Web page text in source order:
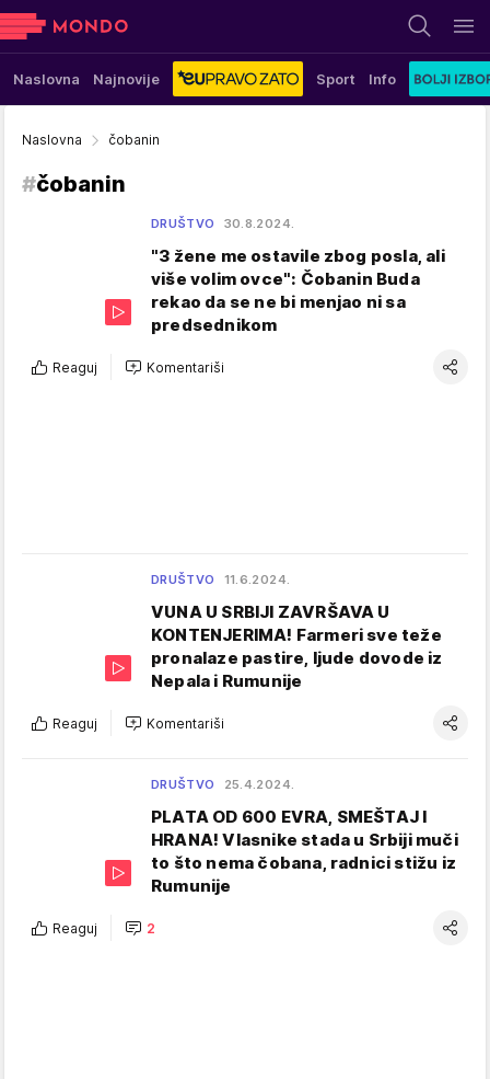
Naslovna Najnovije Sport Info
Naslovna čobanin
#čobanin
DRUŠTVO 30.8.2024.
"3 žene me ostavile zbog posla, ali
više volim ovce": Čobanin Buda
rekao da se ne bi menjao ni sa
predsednikom
Reaguj Komentariši
DRUŠTVO 11.6.2024.
VUNA U SRBIJI ZAVRŠAVA U
KONTENJERIMA! Farmeri sve teže
pronalaze pastire, ljude dovode iz
Nepala i Rumunije
Reaguj Komentariši
DRUŠTVO 25.4.2024.
PLATA OD 600 EVRA, SMEŠTAJ I
HRANA! Vlasnike stada u Srbiji muči
to što nema čobana, radnici stižu iz
Rumunije
Reaguj 2